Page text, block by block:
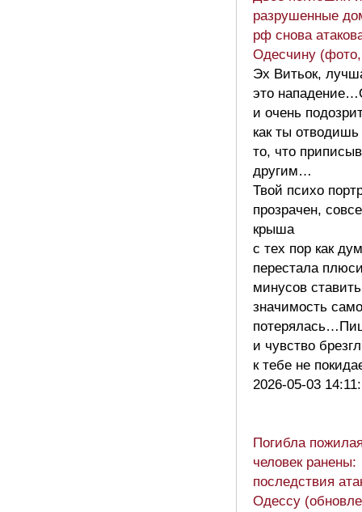
разрушенные
рф снова
Одесчину
Эх Витьок,
это
и очень
как ты отводишь
то, что
другим…
Твой психо
прозрачен,
крыша
с тех пор как
перестала
минусов
значимость
и чувство
к тебе не
2026-05-03
Погибла
человек ранены:
последствия
Одессу